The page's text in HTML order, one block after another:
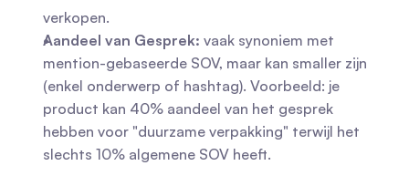
verkopen.
Aandeel van Gesprek: vaak synoniem met
mention-gebaseerde SOV, maar kan smaller zijn
(enkel onderwerp of hashtag). Voorbeeld: je
product kan 40% aandeel van het gesprek
hebben voor "duurzame verpakking" terwijl het
slechts 10% algemene SOV heeft.